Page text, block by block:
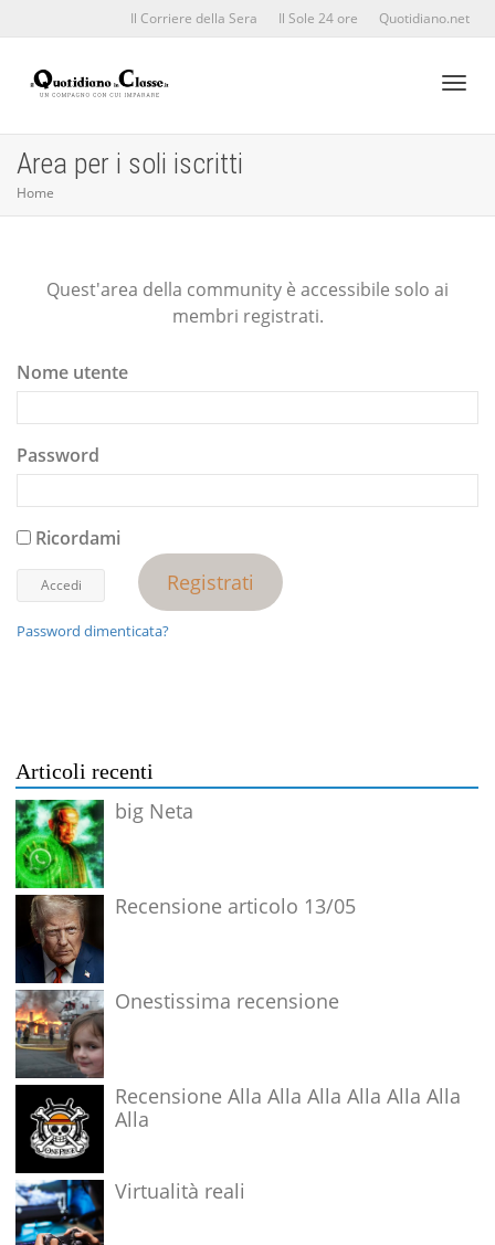
Il Corriere della Sera Il Sole 24 ore Quotidiano.net
Area per i soli iscritti
Home
Quest'area della community è accessibile solo ai
membri registrati.
Nome utente
Password
Ricordami
Registrati
Password dimenticata?
Articoli recenti
big Neta
Recensione articolo 13/05
Onestissima recensione
Recensione Alla Alla Alla Alla Alla Alla
Alla
Virtualità reali